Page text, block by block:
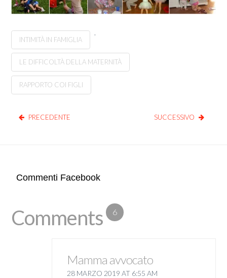
INTIMITÀ IN FAMIGLIA
LE DIFFICOLTÀ DELLA MATERNITÀ
RAPPORTO COI FIGLI
PRECEDENTE SUCCESSIVO
Commenti Facebook
Comments 6
Mamma avvocato
28 MARZO 2019 AT 6:55 AM